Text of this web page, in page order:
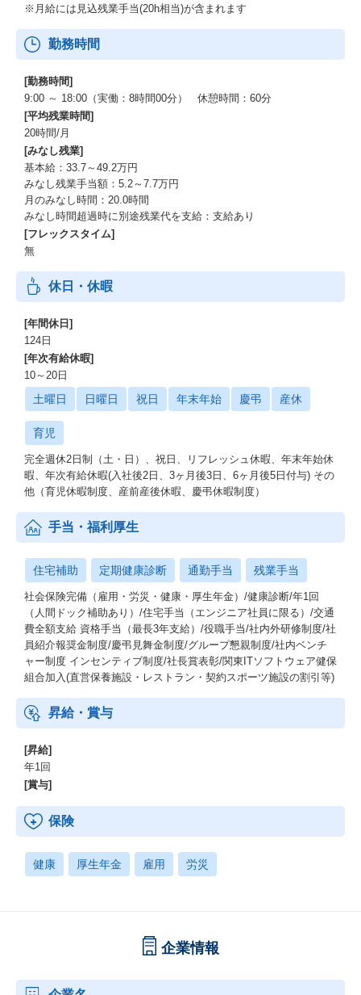
※月給には見込残業手当(20h相当)が含まれます
勤務時間
[勤務時間]
9:00 ～ 18:00（実働：8時間00分） 休憩時間：60分
[平均残業時間]
20時間/月
[みなし残業]
基本給：33.7～49.2万円
みなし残業手当額：5.2～7.7万円
月のみなし時間：20.0時間
みなし時間超過時に別途残業代を支給：支給あり
[フレックスタイム]
無
休日・休暇
[年間休日]
124日
[年次有給休暇]
10～20日
土曜日 日曜日 祝日 年末年始 慶弔 産休
育児
完全週休2日制（土・日）、祝日、リフレッシュ休暇、年末年始休
暇、年次有給休暇(入社後2日、3ヶ月後3日、6ヶ月後5日付与) その
他（育児休暇制度、産前産後休暇、慶弔休暇制度）
手当・福利厚生
住宅補助 定期健康診断 通勤手当 残業手当
社会保険完備（雇用・労災・健康・厚生年金）/健康診断/年1回
（人間ドック補助あり）/住宅手当（エンジニア社員に限る）/交通
費全額支給 資格手当（最長3年支給）/役職手当/社内外研修制度/社
員紹介報奨金制度/慶弔見舞金制度/グループ懇親制度/社内ベンチ
ャー制度 インセンティブ制度/社長賞表彰/関東ITソフトウェア健保
組合加入(直営保養施設・レストラン・契約スポーツ施設の割引等)
昇給・賞与
[昇給]
年1回
[賞与]
保険
健康 厚生年金 雇用 労災
企業情報